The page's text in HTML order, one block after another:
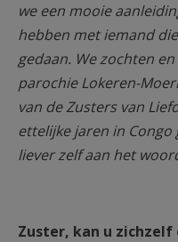
we een mooie
hebben met iemand
gedaan. We zochten
parochie Lokeren-
van de Zusters van
ettelijke jaren in
liever zelf aan het
Zuster, kan u